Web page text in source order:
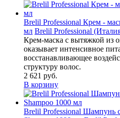
Brelil Professional Крем -
мл Brelil Professional
Крем-маска с вытяжкой из
оказывает интенсивное
восстанавливающее
структуру волос.
2 621 руб.
В корзину
Brelil Professional Шампунь